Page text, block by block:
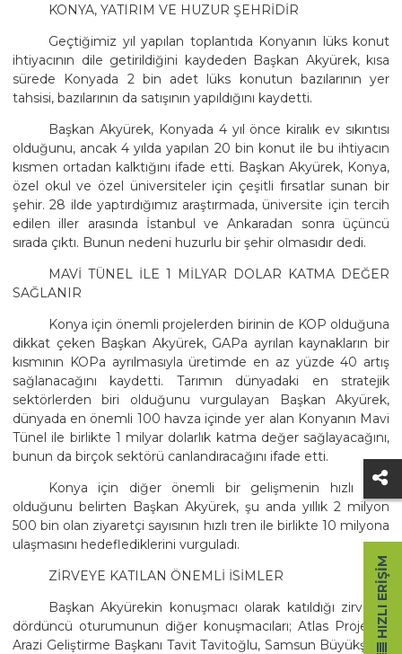
KONYA, YATIRIM VE HUZUR ŞEHRİDİR
Geçtiğimiz yıl yapılan toplantıda Konyanın lüks konut
ihtiyacının dile getirildiğini kaydeden Başkan Akyürek, kısa
sürede Konyada 2 bin adet lüks konutun bazılarının yer
tahsisi, bazılarının da satışının yapıldığını kaydetti.
Başkan Akyürek, Konyada 4 yıl önce kiralık ev sıkıntısı
olduğunu, ancak 4 yılda yapılan 20 bin konut ile bu ihtiyacın
kısmen ortadan kalktığını ifade etti. Başkan Akyürek, Konya,
özel okul ve özel üniversiteler için çeşitli fırsatlar sunan bir
şehir. 28 ilde yaptırdığımız araştırmada, üniversite için tercih
edilen iller arasında İstanbul ve Ankaradan sonra üçüncü
sırada çıktı. Bunun nedeni huzurlu bir şehir olmasıdır dedi.
MAVİ TÜNEL İLE 1 MİLYAR DOLAR KATMA DEĞER
SAĞLANIR
Konya için önemli projelerden birinin de KOP olduğuna
dikkat çeken Başkan Akyürek, GAPa ayrılan kaynakların bir
kısmının KOPa ayrılmasıyla üretimde en az yüzde 40 artış
sağlanacağını kaydetti. Tarımın dünyadaki en stratejik
sektörlerden biri olduğunu vurgulayan Başkan Akyürek,
dünyada en önemli 100 havza içinde yer alan Konyanın Mavi
Tünel ile birlikte 1 milyar dolarlık katma değer sağlayacağını,
bunun da birçok sektörü canlandıracağını ifade etti.
Konya için diğer önemli bir gelişmenin hızlı tren
olduğunu belirten Başkan Akyürek, şu anda yıllık 2 milyon
500 bin olan ziyaretçi sayısının hızlı tren ile birlikte 10 milyona
ulaşmasını hedeflediklerini vurguladı.
ZİRVEYE KATILAN ÖNEMLİ İSİMLER
Başkan Akyürekin konuşmacı olarak katıldığı zirvenin
dördüncü oturumunun diğer konuşmacıları; Atlas Proje ve
Arazi Geliştirme Başkanı Tavit Tavitoğlu, Samsun Büyükşehir
HIZLI ERIŞIM